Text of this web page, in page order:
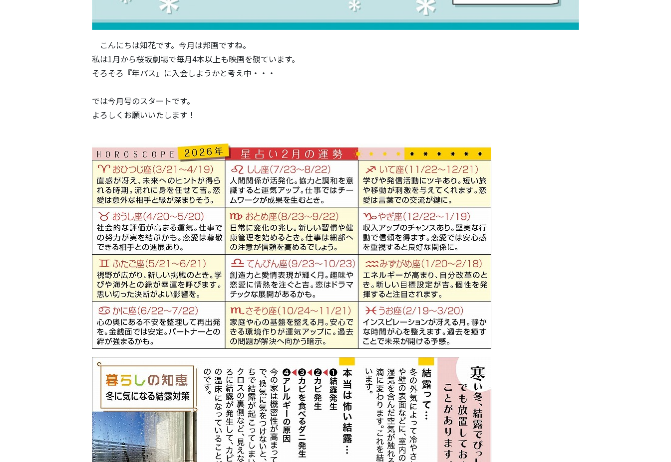
こんにちは知花です。今月は邦画ですね。
私は1月から桜坂劇場で毎月4本以上も映画を観ています。
そろそろ『年パス』に入会しようかと考え中・・・
では今月号のスタートです。
よろしくお願いいたします！